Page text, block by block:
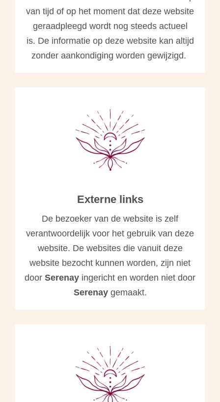
van tijd of op het moment dat deze website
geraadpleegd wordt nog steeds actueel
is. De informatie op deze website kan altijd
zonder aankondiging worden gewijzigd.
Externe links
De bezoeker van de website is zelf
verantwoordelijk voor het gebruik van deze
website. De websites die vanuit deze
website bezocht kunnen worden, zijn niet
door Serenay ingericht en worden niet door
Serenaygemaakt.